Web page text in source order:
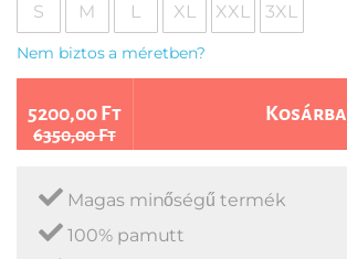
S M L XL XXL 3XL
Nem biztos a méretben?
5200,00 Ft
6350,00 Ft
Kosárba
Magas minőségű termék
100% pamutt